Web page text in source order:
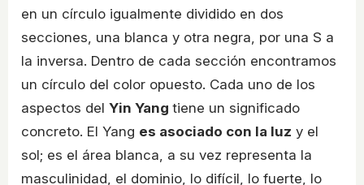
en un círculo igualmente dividido en dos
secciones, una blanca y otra negra, por una S a
la inversa. Dentro de cada sección encontramos
un círculo del color opuesto. Cada uno de los
aspectos del Yin Yang tiene un significado
concreto. El Yang es asociado con la luz y el
sol; es el área blanca, a su vez representa la
masculinidad, el dominio, lo difícil, lo fuerte, lo